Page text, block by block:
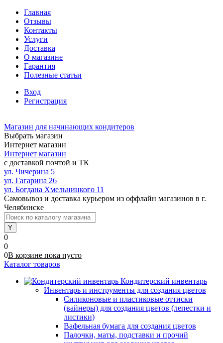
Главная
Отзывы
Контакты
Услуги
Доставка
О магазине
Гарантия
Полезные статьи
Вход
Регистрация
Магазин для начинающих кондитеров
Выбрать магазин
Интернет магазин
Интернет магазин
с доставкой почтой и ТК
ул. Чичерина 5
ул. Гагарина 26
ул. Богдана Хмельницкого 11
Самовывоз и доставка курьером из оффлайн магазинов в г.
Челябинске
0
0
0В корзине пока пусто
Каталог товаров
Кондитерский инвентарь
Инвентарь и инструменты для создания цветов
Силиконовые и пластиковые оттиски
(вайнеры) для создания цветов (лепестки и
листики)
Вафельная бумага для создания цветов
Палочки, маты, подставки и прочий